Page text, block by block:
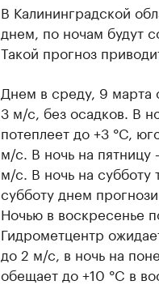
В Калининградской
днем, по ночам будут
Такой прогноз
Днем в среду, 9 марта
3 м/с, без осадков. В
потеплеет до +3 °C,
м/с. В ночь на
м/с. В ночь на субботу
субботу днем
Ночью в воскресенье
Гидрометцентр
до 2 м/с, в ночь на
обещает до +10 °C в